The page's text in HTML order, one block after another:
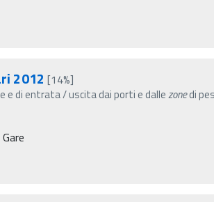
2012 [14%]
e di entrata / uscita dai porti e dallezonedi